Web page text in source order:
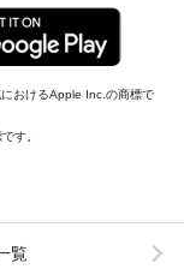
おけるApple Inc.の商標で
す。
覧